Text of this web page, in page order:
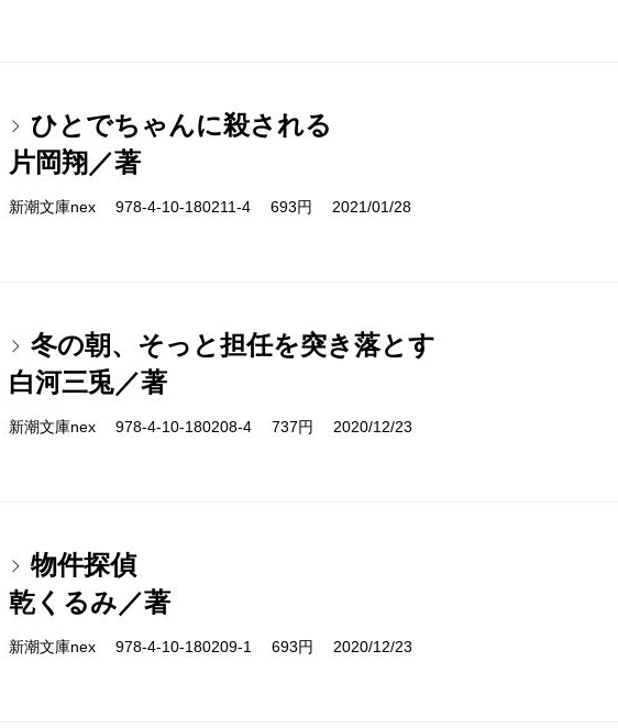
ひとでちゃんに殺される
片岡翔／著
新潮文庫nex 978-4-10-180211-4 693円 2021/01/28
冬の朝、そっと担任を突き落とす
白河三兎／著
新潮文庫nex 978-4-10-180208-4 737円 2020/12/23
物件探偵
乾くるみ／著
新潮文庫nex 978-4-10-180209-1 693円 2020/12/23